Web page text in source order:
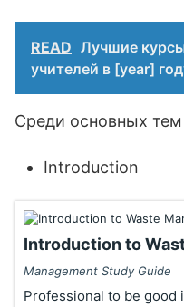
READ Лучшие
учителей в [year]
Среди основных тем
Introduction
Introduction to
Management Study Guide
Professional to be